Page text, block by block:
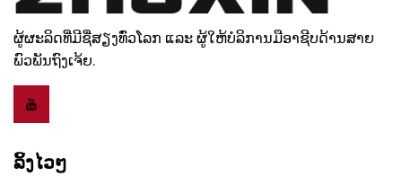
ຜູ້ຜະລິດທີ່ມີຊື່ສຽງທົ່ວໂລກ ແລະ ຜູ້ໃຫ້ບໍລິການມືອາຊີບດ້ານສາຍ
ພົວພັນຖົງເຈ້ຍ.
ລິ້ງໄວໆ